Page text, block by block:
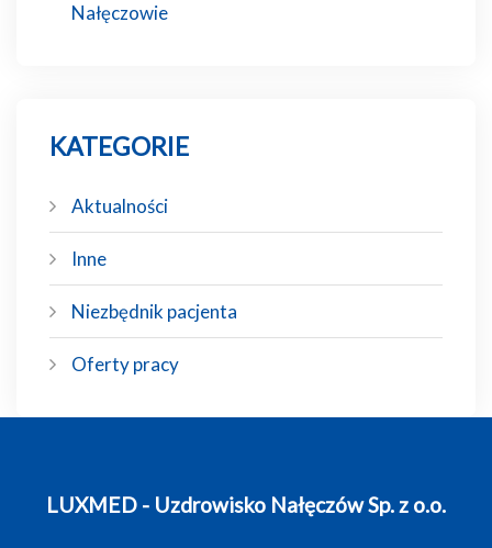
Nałęczowie
KATEGORIE
Aktualności
Inne
Niezbędnik pacjenta
Oferty pracy
LUXMED - Uzdrowisko Nałęczów Sp. z o.o.